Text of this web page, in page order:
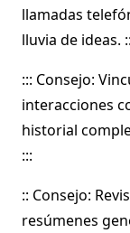
llamadas
lluvia de ideas.
::: Consejo:
interacciones
historial
:::
:: Consejo:
resúmenes